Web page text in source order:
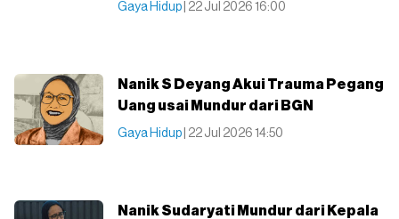
Gaya Hidup | 22 Jul 2026 16:00
Nanik S Deyang Akui Trauma Pegang
Uang usai Mundur dari BGN
Gaya Hidup | 22 Jul 2026 14:50
Nanik Sudaryati Mundur dari Kepala